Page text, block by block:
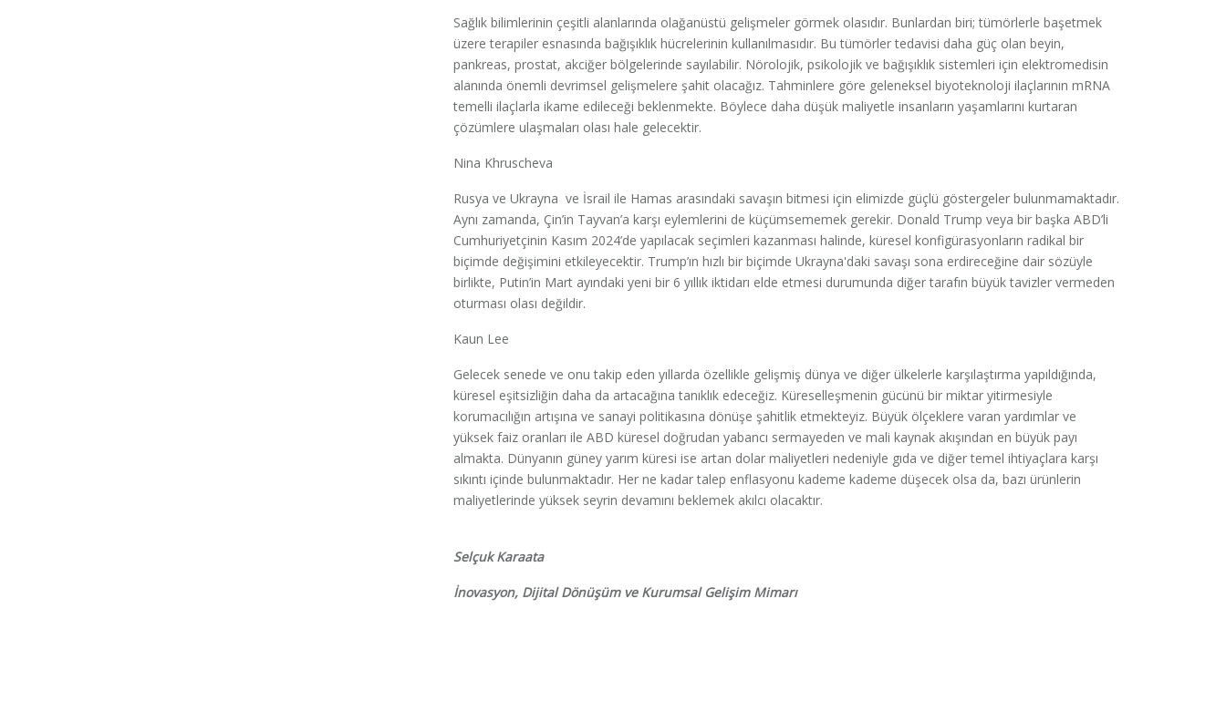
Sağlık bilimlerinin çeşitli alanlarında olağanüstü gelişmeler görmek olasıdır. Bunlardan biri; tümörlerle başetmek
üzere terapiler esnasında bağışıklık hücrelerinin kullanılmasıdır. Bu tümörler tedavisi daha güç olan beyin,
pankreas, prostat, akciğer bölgelerinde sayılabilir. Nörolojik, psikolojik ve bağışıklık sistemleri için elektromedisin
alanında önemli devrimsel gelişmelere şahit olacağız. Tahminlere göre geleneksel biyoteknoloji ilaçlarının mRNA
temelli ilaçlarla ikame edileceği beklenmekte. Böylece daha düşük maliyetle insanların yaşamlarını kurtaran
çözümlere ulaşmaları olası hale gelecektir.
Nina Khruscheva
Rusya ve Ukrayna ve İsrail ile Hamas arasındaki savaşın bitmesi için elimizde güçlü göstergeler bulunmamaktadır.
Aynı zamanda, Çin’in Tayvan’a karşı eylemlerini de küçümsememek gerekir. Donald Trump veya bir başka ABD’li
Cumhuriyetçinin Kasım 2024’de yapılacak seçimleri kazanması halinde, küresel konfigürasyonların radikal bir
biçimde değişimini etkileyecektir. Trump’ın hızlı bir biçimde Ukrayna'daki savaşı sona erdireceğine dair sözüyle
birlikte, Putin’in Mart ayındaki yeni bir 6 yıllık iktidarı elde etmesi durumunda diğer tarafın büyük tavizler vermeden
oturması olası değildir.
Kaun Lee
Gelecek senede ve onu takip eden yıllarda özellikle gelişmiş dünya ve diğer ülkelerle karşılaştırma yapıldığında,
küresel eşitsizliğin daha da artacağına tanıklık edeceğiz. Küreselleşmenin gücünü bir miktar yitirmesiyle
korumacılığın artışına ve sanayi politikasına dönüşe şahitlik etmekteyiz. Büyük ölçeklere varan yardımlar ve
yüksek faiz oranları ile ABD küresel doğrudan yabancı sermayeden ve mali kaynak akışından en büyük payı
almakta. Dünyanın güney yarım küresi ise artan dolar maliyetleri nedeniyle gıda ve diğer temel ihtiyaçlara karşı
sıkıntı içinde bulunmaktadır. Her ne kadar talep enflasyonu kademe kademe düşecek olsa da, bazı ürünlerin
maliyetlerinde yüksek seyrin devamını beklemek akılcı olacaktır.
Selçuk Karaata
İnovasyon, Dijital Dönüşüm ve Kurumsal Gelişim Mimarı